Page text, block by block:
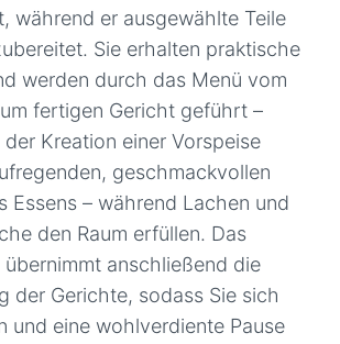
während er ausgewählte Teile
Sie erhalten praktische
werden durch das Menü vom
fertigen Gericht geführt –
Kreation einer Vorspeise
geschmackvollen
Essens – während Lachen und
den Raum erfüllen. Das
übernimmt anschließend die
der Gerichte, sodass Sie sich
und eine wohlverdiente Pause